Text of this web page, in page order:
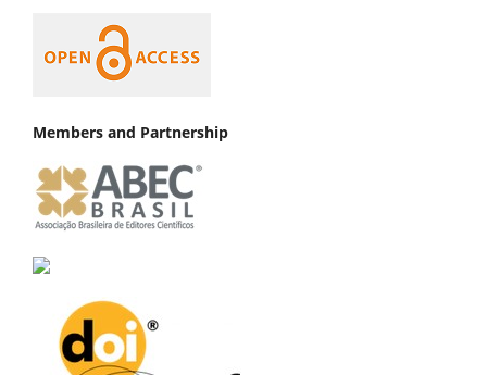
Members and Partnership